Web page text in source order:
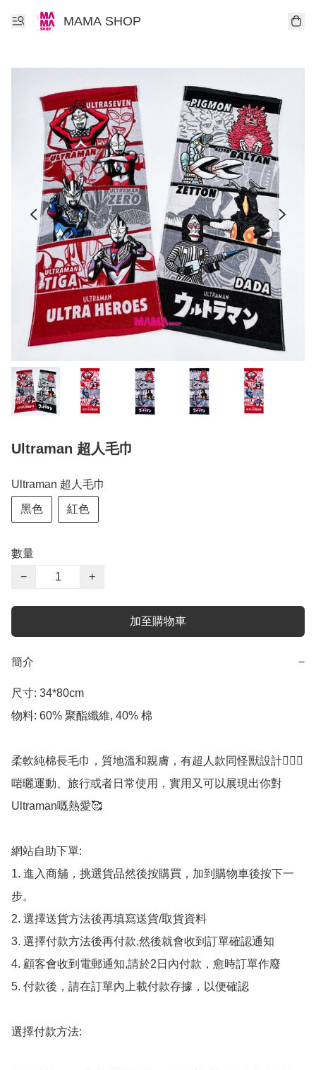
MAMA SHOP
Ultraman 超人毛巾
Ultraman 超人毛巾
黑色 紅色
數量
−
+
加至購物車
簡介 −
尺寸: 34*80cm
物料: 60% 聚酯纖維, 40% 棉
柔軟純棉長毛巾，質地溫和親膚，有超人款同怪獸設計🦸🏻‍♂️
啱曬運動、旅行或者日常使用，實用又可以展現出你對
Ultraman嘅熱愛🥰
網站自助下單:
1. 進入商舖，挑選貨品然後按購買，加到購物車後按下一
步。
2. 選擇送貨方法後再填寫送貨/取貨資料
3. 選擇付款方法後再付款,然後就會收到訂單確認通知
4. 顧客會收到電郵通知,請於2日內付款，愈時訂單作廢
5. 付款後，請在訂單內上載付款存據，以便確認
選擇付款方法: